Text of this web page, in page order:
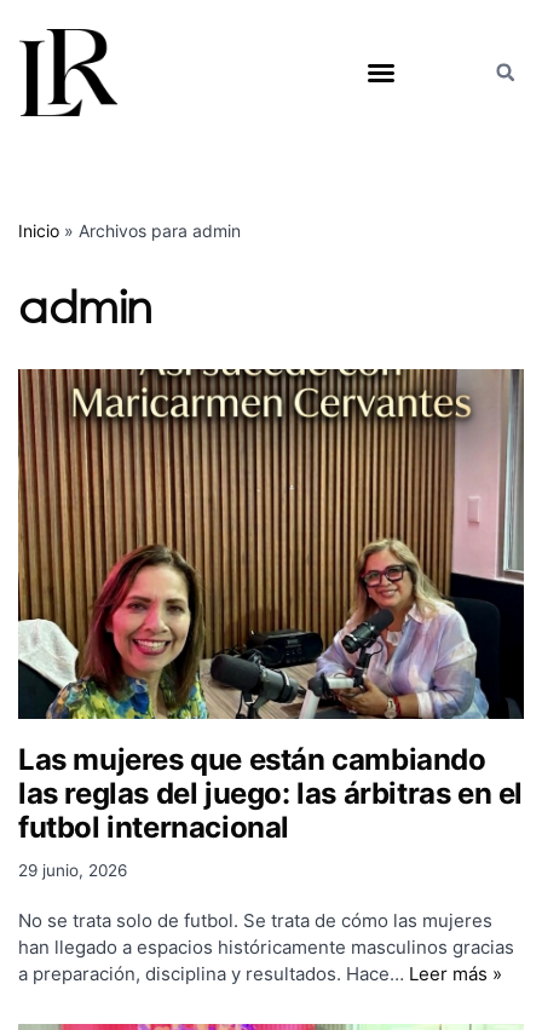
Inicio » Archivos para admin
admin
Las mujeres que están cambiando
las reglas del juego: las árbitras en el
futbol internacional
29 junio, 2026
No se trata solo de futbol. Se trata de cómo las mujeres
han llegado a espacios históricamente masculinos gracias
a preparación, disciplina y resultados. Hace… Leer más »